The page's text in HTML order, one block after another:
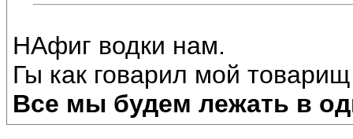
НАфиг водки нам.
Гы как говарил мой товарищ
Все мы будем лежать в